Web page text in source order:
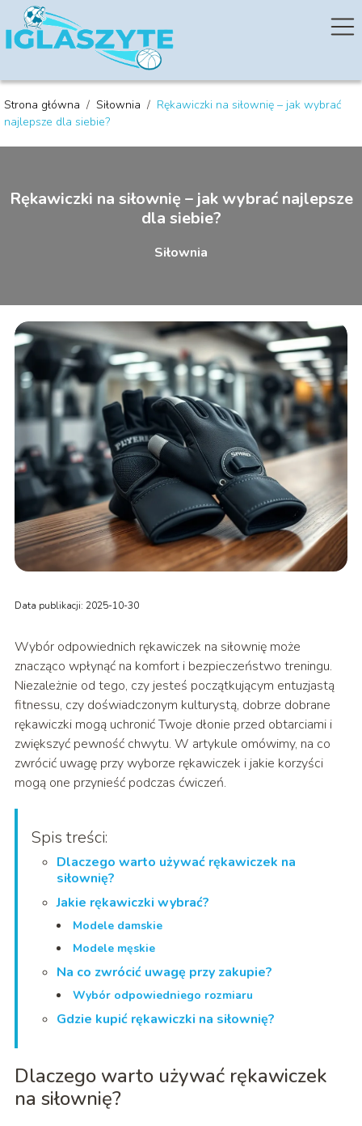
Strona główna / Siłownia / Rękawiczki na siłownię – jak wybrać
najlepsze dla siebie?
Rękawiczki na siłownię – jak wybrać najlepsze
dla siebie?
Siłownia
Data publikacji: 2025-10-30
Wybór odpowiednich rękawiczek na siłownię może
znacząco wpłynąć na komfort i bezpieczeństwo treningu.
Niezależnie od tego, czy jesteś początkującym entuzjastą
fitnessu, czy doświadczonym kulturystą, dobrze dobrane
rękawiczki mogą uchronić Twoje dłonie przed obtarciami i
zwiększyć pewność chwytu. W artykule omówimy, na co
zwrócić uwagę przy wyborze rękawiczek i jakie korzyści
mogą one przynieść podczas ćwiczeń.
Spis treści:
Dlaczego warto używać rękawiczek na
siłownię?
Jakie rękawiczki wybrać?
Modele damskie
Modele męskie
Na co zwrócić uwagę przy zakupie?
Wybór odpowiedniego rozmiaru
Gdzie kupić rękawiczki na siłownię?
Dlaczego warto używać rękawiczek
na siłownię?